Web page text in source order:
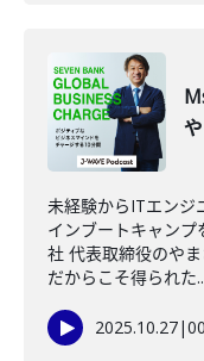
未経験からITエンジ
インブートキャン
社 代表取締役のや
だからこそ得られた
2025.10.27|